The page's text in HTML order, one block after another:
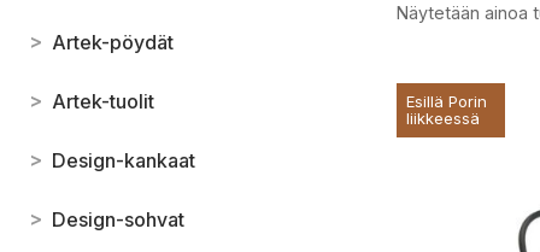
> Artek-pöydät
> Artek-tuolit
> Design-kankaat
> Design-sohvat
Näytetään ainoa
Esillä Porin
liikkeessä